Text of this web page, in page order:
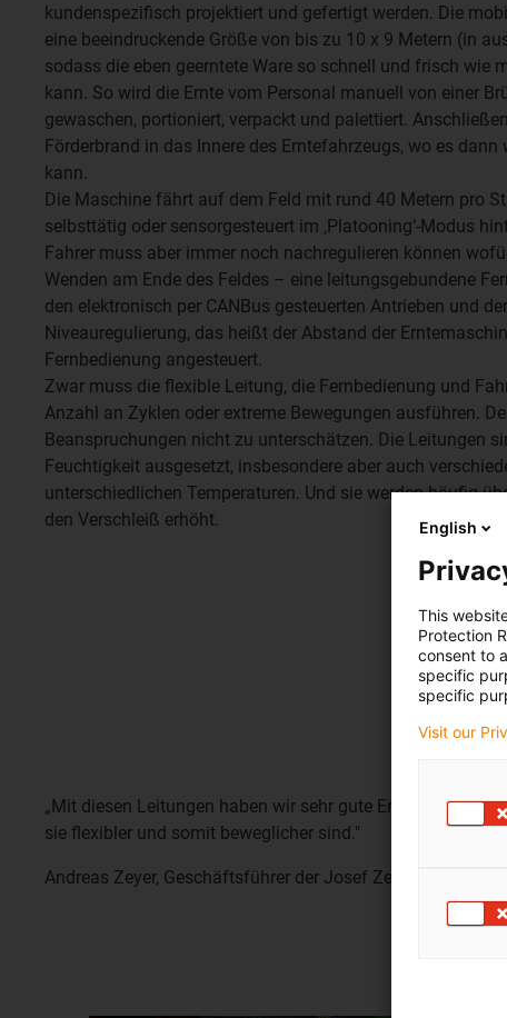
kundenspezifisch projektiert und gefertigt werden. Die
eine beeindruckende Größe von bis zu 10 x 9 Metern (in
sodass die eben geerntete Ware so schnell und frisch wie
kann. So wird die Ernte vom Personal manuell von einer
gewaschen, portioniert, verpackt und palettiert.
Förderbrand in das Innere des Erntefahrzeugs, wo es dann
kann.
Die Maschine fährt auf dem Feld mit rund 40 Metern pro
selbsttätig oder sensorgesteuert im ‚Platooning‘-Modus
Fahrer muss aber immer noch nachregulieren können
Wenden am Ende des Feldes – eine leitungsgebundene
den elektronisch per CANBus gesteuerten Antrieben und
Niveauregulierung, das heißt der Abstand der
Fernbedienung angesteuert.
Zwar muss die flexible Leitung, die Fernbedienung und
Anzahl an Zyklen oder extreme Bewegungen ausführen.
Beanspruchungen nicht zu unterschätzen. Die Leitungen
Feuchtigkeit ausgesetzt, insbesondere aber auch
unterschiedlichen Temperaturen. Und sie werden häufig
den Verschleiß erhöht.
„Mit diesen Leitungen haben wir sehr gute Erfahrungen
sie flexibler und somit beweglicher sind."
Andreas Zeyer, Geschäftsführer der Josef Zeyer GmbH
English
This
Protection
consent to
specific
specific
Visit our